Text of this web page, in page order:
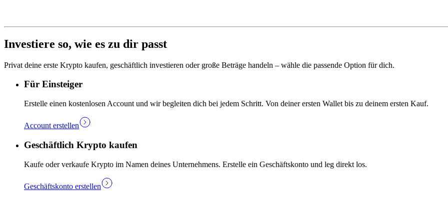
Investiere so, wie es zu dir passt
Privat deine erste Krypto kaufen, geschäftlich investieren oder große Beträge handeln – wähle die passende Option für dich.
Für Einsteiger
Erstelle einen kostenlosen Account und wir begleiten dich bei jedem Schritt. Von deiner ersten Wallet bis zu deinem ersten Kauf.
Account erstellen
Geschäftlich Krypto kaufen
Kaufe oder verkaufe Krypto im Namen deines Unternehmens. Erstelle ein Geschäftskonto und leg direkt los.
Geschäftskonto erstellen